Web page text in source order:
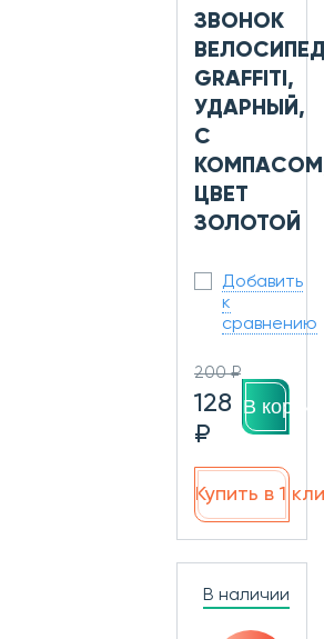
ЗВОНОК
GRAFFITI,
УДАРНЫЙ,
С
ЦВЕТ
ЗОЛОТОЙ
Добавить
к
сравнению
200 ₽
128
₽
В
Купить в 1
В наличии